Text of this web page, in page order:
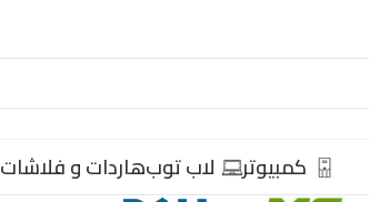
كمبيوتر لاب توبهاردات و فلاشات